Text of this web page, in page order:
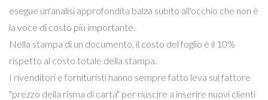
esegue un'analisi approfondita balza subito all'occhio che non è
la voce di costo più importante.
Nella stampa di un documento, il costo del foglio è il 10%
rispetto al costo totale della stampa.
I rivenditori e fornituristi hanno sempre fatto leva sul fattore
"prezzo della risma di carta" per riuscire a inserire nuovi clienti